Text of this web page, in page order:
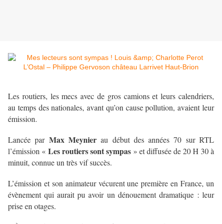
Les routiers, les mecs avec de gros camions et leurs calendriers,
au temps des nationales, avant qu’on cause pollution, avaient leur
émission.
Lancée par Max Meynierau début des années 70 sur RTL
l’émission « Les routiers sont sympas » et diffusée de 20 H 30 à
minuit, connue un très vif succès.
L’émission et son animateur vécurent une première en France, un
évènement qui aurait pu avoir un dénouement dramatique : leur
prise en otages.